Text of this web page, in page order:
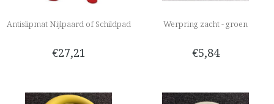
Antislipmat Nijlpaard of Schildpad
€27,21
Werpring zacht - groen
€5,84